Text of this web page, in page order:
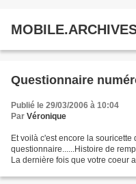
Questionnaire
Publié le 29/03/2006 à 10:04
Par Véronique
Et voilà c'est encore la souricette
questionnaire......Histoire de
La dernière fois que votre coeur